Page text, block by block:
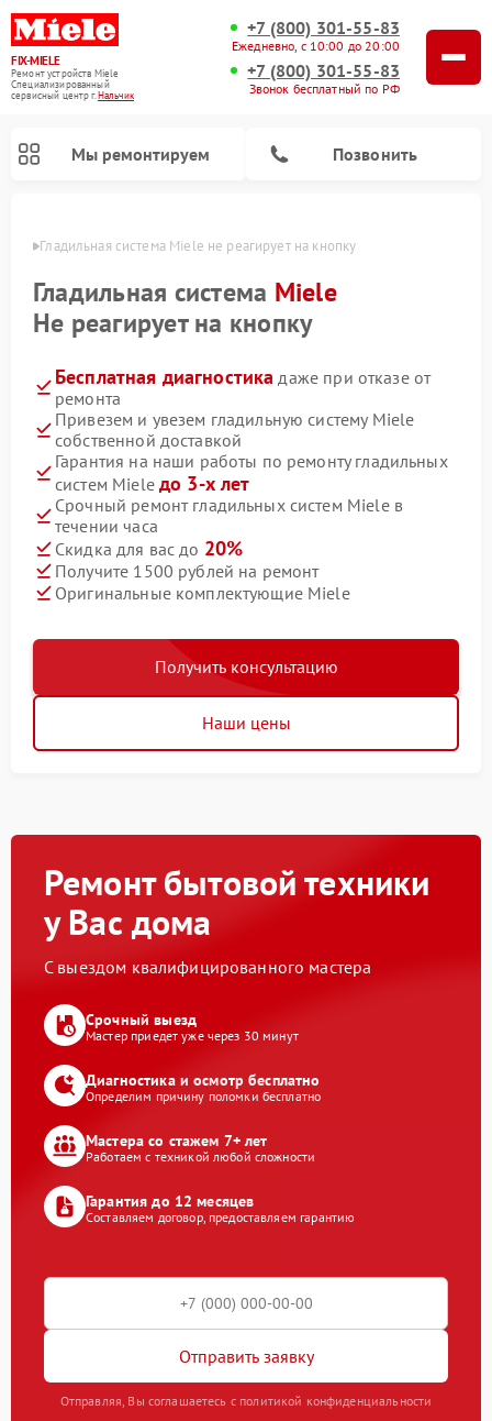
FIX-MIELE
Ремонт устройств Miele
Специализированный
cервисный центр г.Нальчик
+7 (800) 301-55-83
Ежедневно, с 10:00 до 20:00
+7 (800) 301-55-83
Звонок бесплатный по РФ
Мы ремонтируем Позвонить
Гладильная система Miele не реагирует на кнопку
Гладильная система Miele
Не реагирует на кнопку
Бесплатная диагностика даже при отказе от
ремонта
Привезем и увезем гладильную систему Miele
собственной доставкой
Гарантия на наши работы по ремонту гладильных
систем Miele до 3-х лет
Срочный ремонт гладильных систем Miele в
течении часа
Скидка для вас до 20%
Получите 1500 рублей на ремонт
Оригинальные комплектующие Miele
Получить консультацию
Наши цены
Ремонт бытовой техники
у Вас дома
С выездом квалифицированного мастера
Срочный выезд
Мастер приедет уже через 30 минут
Диагностика и осмотр бесплатно
Определим причину поломки бесплатно
Мастера со стажем 7+ лет
Работаем с техникой любой сложности
Гарантия до 12 месяцев
Составляем договор, предоставляем гарантию
Отправить заявку
Отправляя, Вы соглашаетесь с политикой конфиденциальности